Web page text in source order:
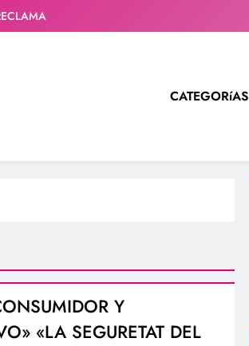
CATEGORíAS
Y
«LA SEGURETAT DEL